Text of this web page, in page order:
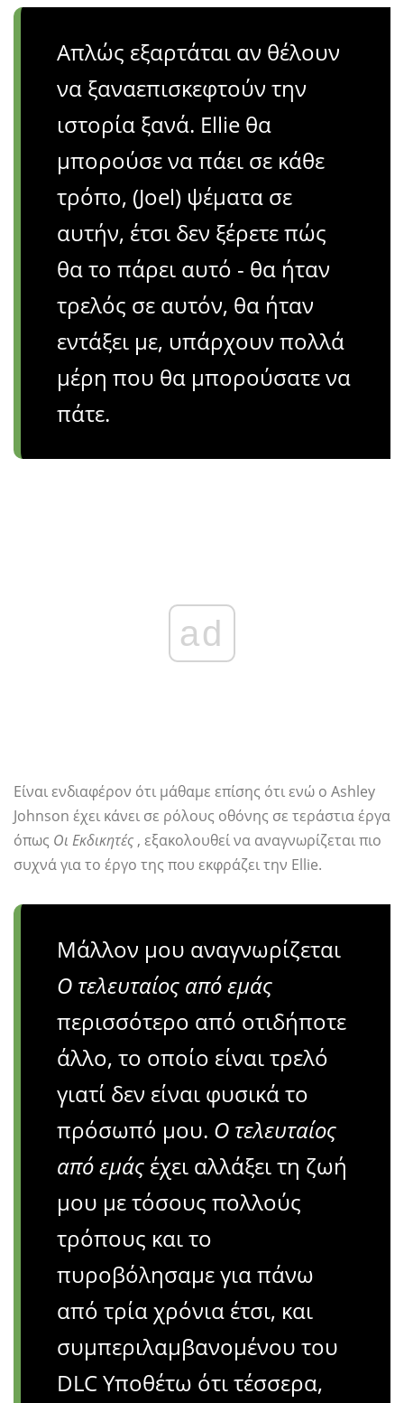
Απλώς εξαρτάται αν θέλουν
να ξαναεπισκεφτούν την
ιστορία ξανά. Ellie θα
μπορούσε να πάει σε κάθε
τρόπο, (Joel) ψέματα σε
αυτήν, έτσι δεν ξέρετε πώς
θα το πάρει αυτό - θα ήταν
τρελός σε αυτόν, θα ήταν
εντάξει με, υπάρχουν πολλά
μέρη που θα μπορούσατε να
πάτε.
ad
Είναι ενδιαφέρον ότι μάθαμε επίσης ότι ενώ ο Ashley
Johnson έχει κάνει σε ρόλους οθόνης σε τεράστια έργα
όπως Οι Εκδικητές , εξακολουθεί να αναγνωρίζεται πιο
συχνά για το έργο της που εκφράζει την Ellie.
Μάλλον μου αναγνωρίζεται
Ο τελευταίος από εμάς
περισσότερο από οτιδήποτε
άλλο, το οποίο είναι τρελό
γιατί δεν είναι φυσικά το
πρόσωπό μου. Ο τελευταίος
από εμάς έχει αλλάξει τη ζωή
μου με τόσους πολλούς
τρόπους και το
πυροβόλησαμε για πάνω
από τρία χρόνια έτσι, και
συμπεριλαμβανομένου του
DLC Υποθέτω ότι τέσσερα,